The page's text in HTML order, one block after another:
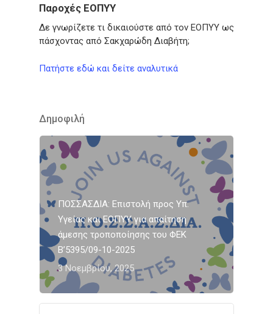
Παροχές ΕΟΠΥΥ
Δε γνωρίζετε τι δικαιούστε από τον ΕΟΠΥΥ ως
πάσχοντας από Σακχαρώδη Διαβήτη;
Πατήστε εδώ και δείτε αναλυτικά
Δημοφιλή
ΠΟΣΣΑΣΔΙΑ: Επιστολή προς Υπ.
Υγείας και ΕΟΠΥΥ για απαίτηση
άμεσης τροποποίησης του ΦΕΚ
Β’5395/09-10-2025
3 Νοεμβρίου, 2025